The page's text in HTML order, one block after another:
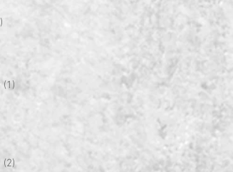
(1)
(2)2 innlegg